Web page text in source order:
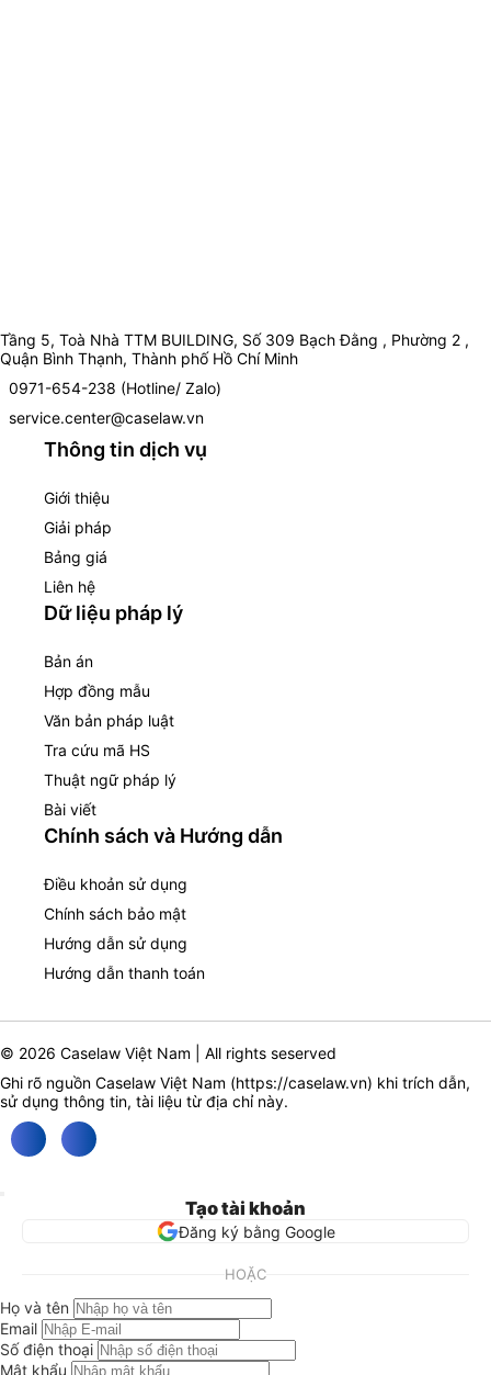
Tầng 5, Toà Nhà TTM BUILDING, Số 309 Bạch Đằng , Phường 2 ,
Quận Bình Thạnh, Thành phố Hồ Chí Minh
0971-654-238 (Hotline/ Zalo)
service.center@caselaw.vn
Thông tin dịch vụ
Giới thiệu
Giải pháp
Bảng giá
Liên hệ
Dữ liệu pháp lý
Bản án
Hợp đồng mẫu
Văn bản pháp luật
Tra cứu mã HS
Thuật ngữ pháp lý
Bài viết
Chính sách và Hướng dẫn
Điều khoản sử dụng
Chính sách bảo mật
Hướng dẫn sử dụng
Hướng dẫn thanh toán
© 2026 Caselaw Việt Nam | All rights seserved
Ghi rõ nguồn Caselaw Việt Nam (https://caselaw.vn) khi trích dẫn,
sử dụng thông tin, tài liệu từ địa chỉ này.
Tạo tài khoản
Đăng ký bằng Google
HOẶC
Họ và tên
Email
Số điện thoại
Mật khẩu